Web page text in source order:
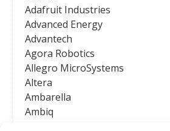
Adafruit Industries
Advanced Energy
Advantech
Agora Robotics
Allegro MicroSystems
Altera
Ambarella
Ambiq